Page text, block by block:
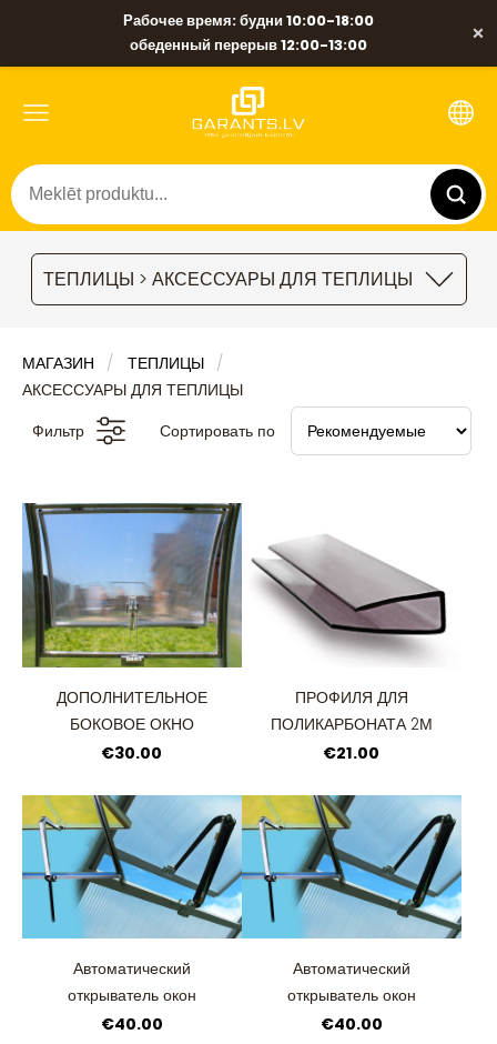
Рабочее время: будни 10:00-18:00
обеденный перерыв 12:00-13:00
×
ТЕПЛИЦЫ > АКСЕССУАРЫ ДЛЯ ТЕПЛИЦЫ
МАГАЗИН
ТЕПЛИЦЫ
АКСЕССУАРЫ ДЛЯ ТЕПЛИЦЫ
Фильтр
Сортировать по
ДОПОЛНИТЕЛЬНОЕ
БОКОВОЕ ОКНО
€30.00
ПРОФИЛЯ ДЛЯ
ПОЛИКАРБОНАТА 2М
€21.00
Автоматический
открыватель окон
€40.00
Автоматический
открыватель окон
€40.00